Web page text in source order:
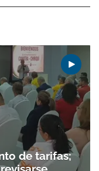
de tarifas;